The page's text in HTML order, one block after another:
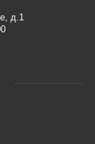
д.1